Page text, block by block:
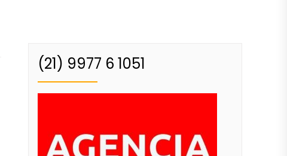
(21) 9977 6 1051